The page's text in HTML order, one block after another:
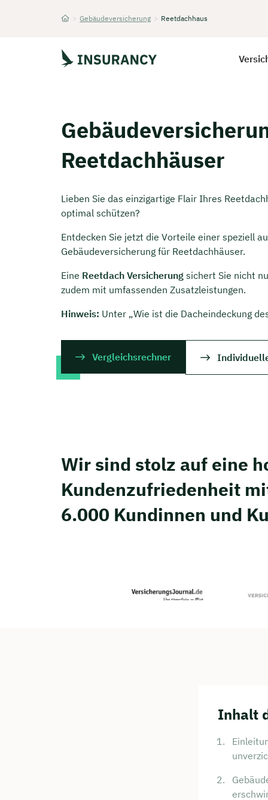
> Gebäudeversicherung > Reetdachhaus
Reetdachhäuser
Lieben Sie das einzigartige Flair Ihres
optimal schützen?
Entdecken Sie jetzt die Vorteile einer speziell
Gebäudeversicherung für Reetdachhäuser.
Eine Reetdach Versicherung sichert Sie nicht
zudem mit umfassenden Zusatzleistungen.
Hinweis: Unter „Wie ist die Dacheindeckung
Vergleichsrechner
Wir sind stolz auf eine
Kunden­zufriedenheit
6.000 Kundinnen und
Inhalt